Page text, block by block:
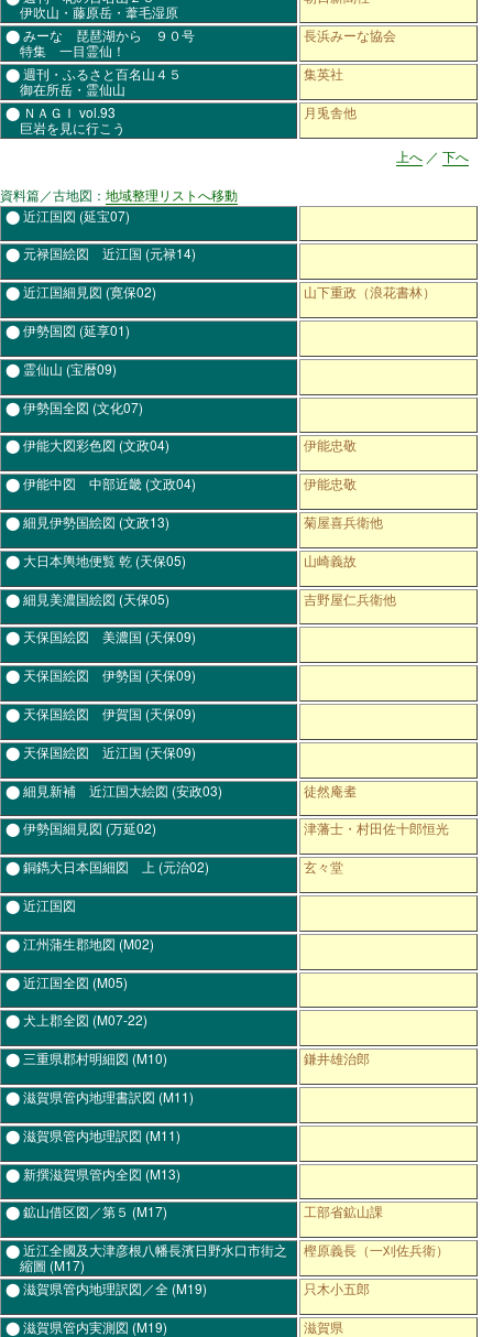
伊吹山・藤原岳・葦毛湿原
⬤ みーな 琵琶湖から ９０号
特集 一目霊仙！
長浜みーな協会
⬤ 週刊・ふるさと百名山４５
御在所岳・霊仙山
集英社
⬤ ＮＡＧＩ vol.93
巨岩を見に行こう
月兎舎他
上へ／ 下へ
資料篇／古地図： 地域整理リストへ移動
⬤ 近江国図 (延宝07)
⬤ 元禄国絵図 近江国 (元禄14)
⬤ 近江国細見図 (寛保02) 山下重政（浪花書林）
⬤ 伊勢国図 (延享01)
⬤ 霊仙山 (宝暦09)
⬤ 伊勢国全図 (文化07)
⬤ 伊能大図彩色図 (文政04) 伊能忠敬
⬤ 伊能中図 中部近畿(文政04) 伊能忠敬
⬤ 細見伊勢国絵図 (文政13) 菊屋喜兵衛他
⬤ 大日本輿地便覧 乾(天保05) 山崎義故
⬤ 細見美濃国絵図 (天保05) 吉野屋仁兵衛他
⬤ 天保国絵図 美濃国 (天保09)
⬤ 天保国絵図 伊勢国 (天保09)
⬤ 天保国絵図 伊賀国 (天保09)
⬤ 天保国絵図 近江国 (天保09)
⬤ 細見新補 近江国大絵図 (安政03) 徒然庵耊
⬤ 伊勢国細見図 (万延02) 津藩士・村田佐十郎恒光
⬤ 銅鐫大日本国細図 上 (元治02) 玄々堂
⬤ 近江国図
⬤ 江州蒲生郡地図 (M02)
⬤ 近江国全図 (M05)
⬤ 犬上郡全図 (M07-22)
⬤ 三重県郡村明細図 (M10) 鎌井雄治郎
⬤ 滋賀県管内地理書訳図 (M11)
⬤ 滋賀県管内地理訳図 (M11)
⬤ 新撰滋賀県管内全図 (M13)
⬤ 鉱山借区図／第５ (M17) 工部省鉱山課
⬤ 近江全國及大津彦根八幡長濱日野水口市街之
縮圖 (M17)
樫原義長（一刈佐兵衛）
⬤ 滋賀県管内地理訳図／全(M19) 只木小五郎
⬤ 滋賀県管内実測図 (M19) 滋賀県